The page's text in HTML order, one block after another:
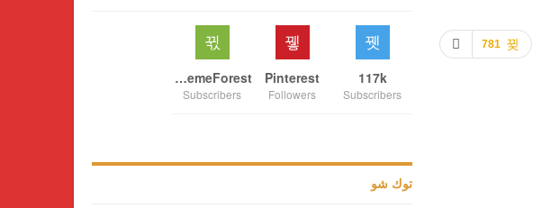
781
117k
Subscribers
Pinterest
Followers
ThemeForest
Subscribers
توك شو